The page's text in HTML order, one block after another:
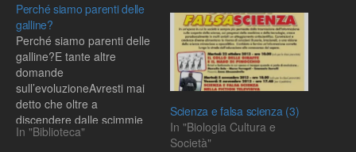
Perché siamo parenti delle
galline?
Perché siamo parenti delle
galline?E tante altre
domande
sull’evoluzioneAvresti mai
detto che oltre a
discendere dalle scimmie
siamo parenti dei maiali?
In "Biblioteca"
Scienza e falsa scienza (3)
In "Biologia Cultura e
Società"